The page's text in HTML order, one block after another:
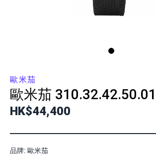
歐米茄
歐米茄
HK$44,400
品牌: 歐米茄